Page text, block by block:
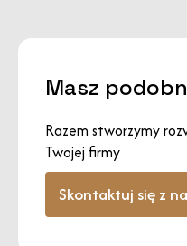
Masz
Razem stworzymy
Twojej firmy
Skontaktuj się z